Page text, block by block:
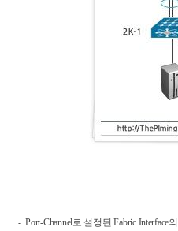
- Port-Channel로 설정된 Fabric Interface